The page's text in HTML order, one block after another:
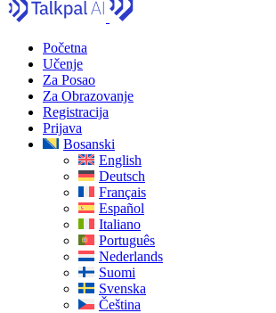
Početna
Učenje
Za Posao
Za Obrazovanje
Registracija
Prijava
Bosanski
English
Deutsch
Français
Español
Italiano
Português
Nederlands
Suomi
Svenska
Čeština